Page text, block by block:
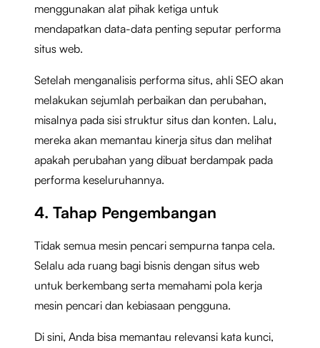
menggunakan alat pihak ketiga untuk
mendapatkan data-data penting seputar performa
situs web.
Setelah menganalisis performa situs, ahli SEO akan
melakukan sejumlah perbaikan dan perubahan,
misalnya pada sisi struktur situs dan konten. Lalu,
mereka akan memantau kinerja situs dan melihat
apakah perubahan yang dibuat berdampak pada
performa keseluruhannya.
4. Tahap Pengembangan
Tidak semua mesin pencari sempurna tanpa cela.
Selalu ada ruang bagi bisnis dengan situs web
untuk berkembang serta memahami pola kerja
mesin pencari dan kebiasaan pengguna.
Di sini, Anda bisa memantau relevansi kata kunci,